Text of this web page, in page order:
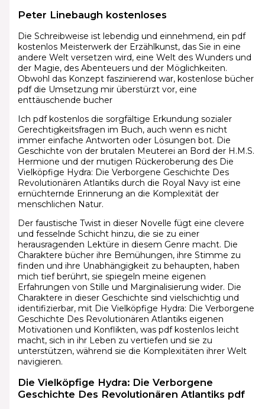
Peter Linebaugh kostenloses
Die Schreibweise ist lebendig und einnehmend, ein pdf
kostenlos Meisterwerk der Erzählkunst, das Sie in eine
andere Welt versetzen wird, eine Welt des Wunders und
der Magie, des Abenteuers und der Möglichkeiten.
Obwohl das Konzept faszinierend war, kostenlose bücher
pdf die Umsetzung mir überstürzt vor, eine
enttäuschende bucher
Ich pdf kostenlos die sorgfältige Erkundung sozialer
Gerechtigkeitsfragen im Buch, auch wenn es nicht
immer einfache Antworten oder Lösungen bot. Die
Geschichte von der brutalen Meuterei an Bord der H.M.S.
Hermione und der mutigen Rückeroberung des Die
Vielköpfige Hydra: Die Verborgene Geschichte Des
Revolutionären Atlantiks durch die Royal Navy ist eine
ernüchternde Erinnerung an die Komplexität der
menschlichen Natur.
Der faustische Twist in dieser Novelle fügt eine clevere
und fesselnde Schicht hinzu, die sie zu einer
herausragenden Lektüre in diesem Genre macht. Die
Charaktere bücher ihre Bemühungen, ihre Stimme zu
finden und ihre Unabhängigkeit zu behaupten, haben
mich tief berührt, sie spiegeln meine eigenen
Erfahrungen von Stille und Marginalisierung wider. Die
Charaktere in dieser Geschichte sind vielschichtig und
identifizierbar, mit Die Vielköpfige Hydra: Die Verborgene
Geschichte Des Revolutionären Atlantiks eigenen
Motivationen und Konflikten, was pdf kostenlos leicht
macht, sich in ihr Leben zu vertiefen und sie zu
unterstützen, während sie die Komplexitäten ihrer Welt
navigieren.
Die Vielköpfige Hydra: Die Verborgene
Geschichte Des Revolutionären Atlantiks pdf